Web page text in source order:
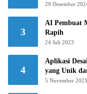
29 Desember
3
AI Pembuat
Rapih
24 Juli 2023
4
Aplikasi
yang Unik
5 November 2023